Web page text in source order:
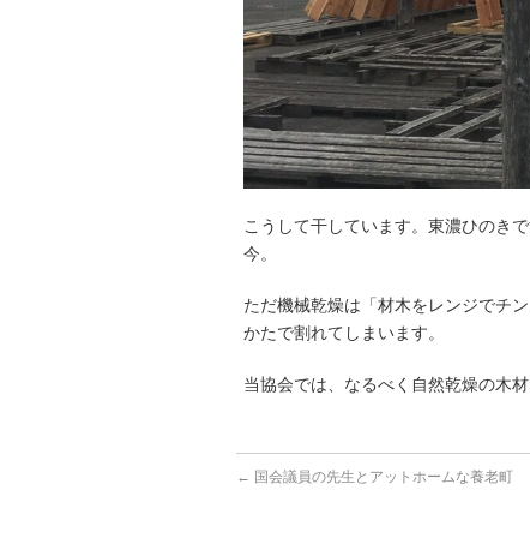
こうして干しています。東濃ひのき
今。
ただ機械乾燥は「材木をレンジでチ
かたで割れてしまいます。
当協会では、なるべく自然乾燥の木材
← 国会議員の先生とアットホームな養老町